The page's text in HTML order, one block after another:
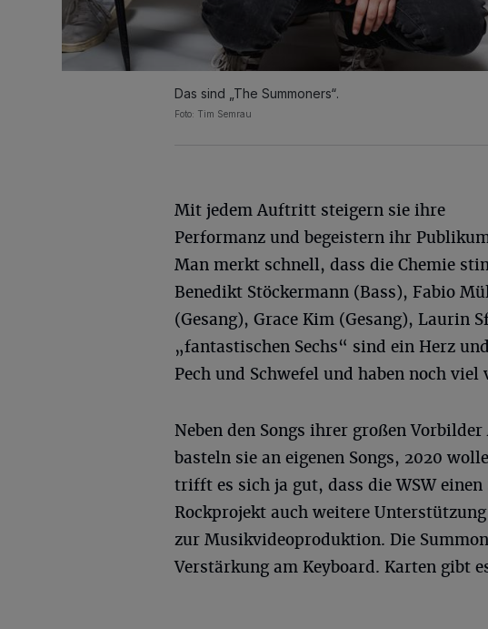
Das sind „The Summoners“.
Foto: Tim Semrau
Mit jedem Auftritt steigern sie ihre
Performanz und begeistern ihr
Man merkt schnell, dass die Chemie
Benedikt Stöckermann (Bass), Fabio
(Gesang), Grace Kim (Gesang), Laurin
„fantastischen Sechs“ sind ein Herz
Pech und Schwefel und haben noch viel
Neben den Songs ihrer großen
basteln sie an eigenen Songs, 2020
trifft es sich ja gut, dass die WSW
Rockprojekt auch weitere
zur Musikvideoproduktion. Die
Verstärkung am Keyboard. Karten gibt